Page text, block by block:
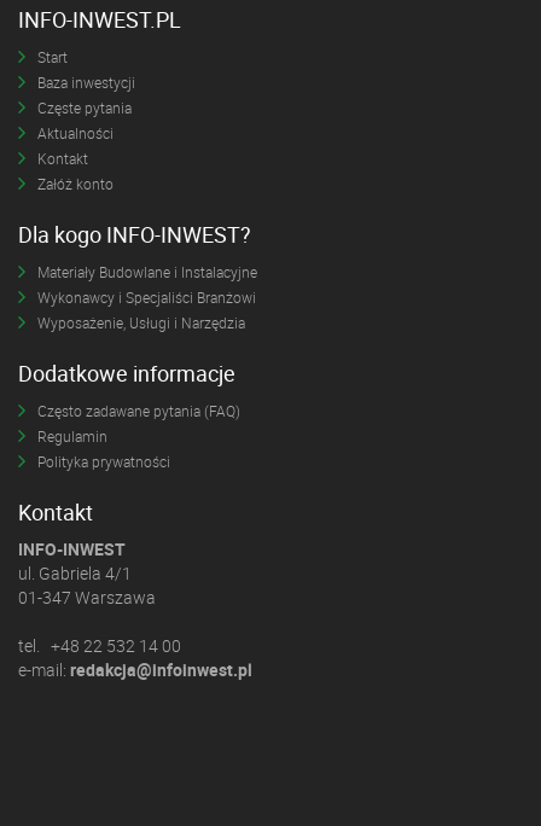
INFO-INWEST.PL
Start
Baza inwestycji
Częste pytania
Aktualności
Kontakt
Załóż konto
Dla kogo INFO-INWEST?
Materiały Budowlane i Instalacyjne
Wykonawcy i Specjaliści Branżowi
Wyposażenie, Usługi i Narzędzia
Dodatkowe informacje
Często zadawane pytania (FAQ)
Regulamin
Polityka prywatności
Kontakt
INFO-INWEST
ul. Gabriela 4/1
01-347 Warszawa
tel. +48 22 532 14 00
e-mail: redakcja@infoinwest.pl